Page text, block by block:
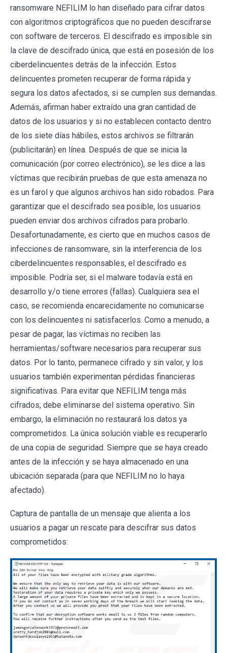
ransomware NEFILIM lo han diseñado para cifrar datos
con algoritmos criptográficos que no pueden descifrarse
con software de terceros. El descifrado es imposible sin
la clave de descifrado única, que está en posesión de los
ciberdelincuentes detrás de la infección. Estos
delincuentes prometen recuperar de forma rápida y
segura los datos afectados, si se cumplen sus demandas.
Además, afirman haber extraído una gran cantidad de
datos de los usuarios y si no establecen contacto dentro
de los siete días hábiles, estos archivos se filtrarán
(publicitarán) en línea. Después de que se inicia la
comunicación (por correo electrónico), se les dice a las
víctimas que recibirán pruebas de que esta amenaza no
es un farol y que algunos archivos han sido robados. Para
garantizar que el descifrado sea posible, los usuarios
pueden enviar dos archivos cifrados para probarlo.
Desafortunadamente, es cierto que en muchos casos de
infecciones de ransomware, sin la interferencia de los
ciberdelincuentes responsables, el descifrado es
imposible. Podría ser, si el malware todavía está en
desarrollo y/o tiene errores (fallas). Cualquiera sea el
caso, se recomienda encarecidamente no comunicarse
con los delincuentes ni satisfacerlos. Como a menudo, a
pesar de pagar, las víctimas no reciben las
herramientas/software necesarios para recuperar sus
datos. Por lo tanto, permanece cifrado y sin valor, y los
usuarios también experimentan pérdidas financieras
significativas. Para evitar que NEFILIM tenga más
cifrados, debe eliminarse del sistema operativo. Sin
embargo, la eliminación no restaurará los datos ya
comprometidos. La única solución viable es recuperarlo
de una copia de seguridad. Siempre que se haya creado
antes de la infección y se haya almacenado en una
ubicación separada (para que NEFILIM no lo haya
afectado).
Captura de pantalla de un mensaje que alienta a los
usuarios a pagar un rescate para descifrar sus datos
comprometidos: